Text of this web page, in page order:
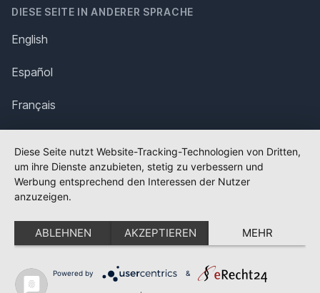
DIESE SEITE IN ANDERER SPRACHE
English
Español
Français
Polska
Português
Nederlands
Svenska
Diese Seite nutzt Website-Tracking-Technologien von Dritten,
um ihre Dienste anzubieten, stetig zu verbessern und
Werbung entsprechend den Interessen der Nutzer
anzuzeigen.
ABLEHNEN AKZEPTIEREN MEHR
Powered by &